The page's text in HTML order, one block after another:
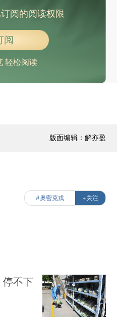
阅的阅读权限
阅
轻松阅读
版面编辑：解亦盈
#奥密克戎 +关注
停不下